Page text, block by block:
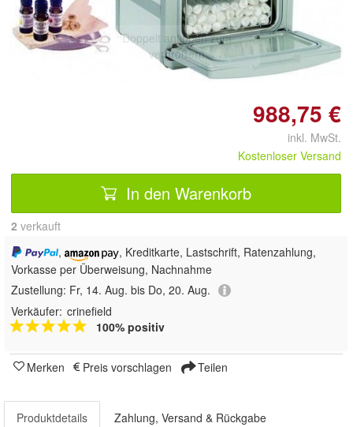
Doppelt antippen zum
vergrößern
988,75 €
inkl. MwSt.
Kostenloser Versand
In den Warenkorb
2 verkauft
,
, Kreditkarte, Lastschrift, Ratenzahlung,
Vorkasse per Überweisung, Nachnahme
Zustellung: Fr, 14. Aug. bis Do, 20. Aug.
Verkäufer: crinefield
100% positiv
Merken Preis vorschlagen Teilen
Produktdetails Zahlung, Versand & Rückgabe